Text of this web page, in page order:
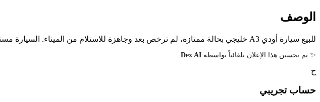
الوصف
للبيع سيارة أودي A3 خليجي بحالة ممتازة، لم ترخص بعد وجاهزة للاستلام من الميناء. السيارة مستعملة ولكن بحالة الوكالة.
✨ تم تحسين هذا الإعلان تلقائياً بواسطة Dex AI
ح
حساب تجريبي